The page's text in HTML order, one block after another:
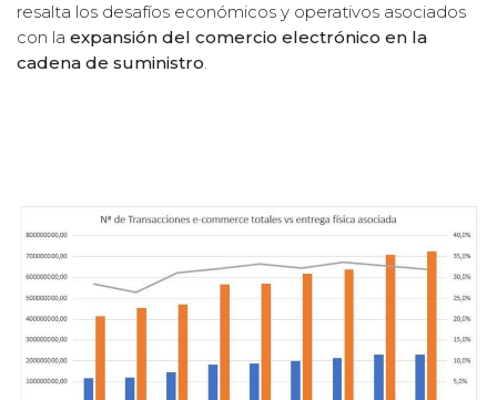
resalta los desafíos económicos y operativos asociados
con la expansión del comercio electrónico en la
cadena de suministro.